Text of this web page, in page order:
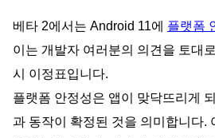
베타 2에서는 Android 11에 플랫폼
이는 개발자 여러분의 의견을 토대
시 이정표입니다.
플랫폼 안정성은 앱이 맞닥뜨리게
과 동작이 확정된 것을 의미합니다.